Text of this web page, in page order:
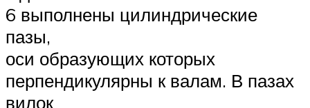
6 выполнены цилиндрические
пазы,
оси образующих которых
перпендикулярны к валам. В пазах
вилок